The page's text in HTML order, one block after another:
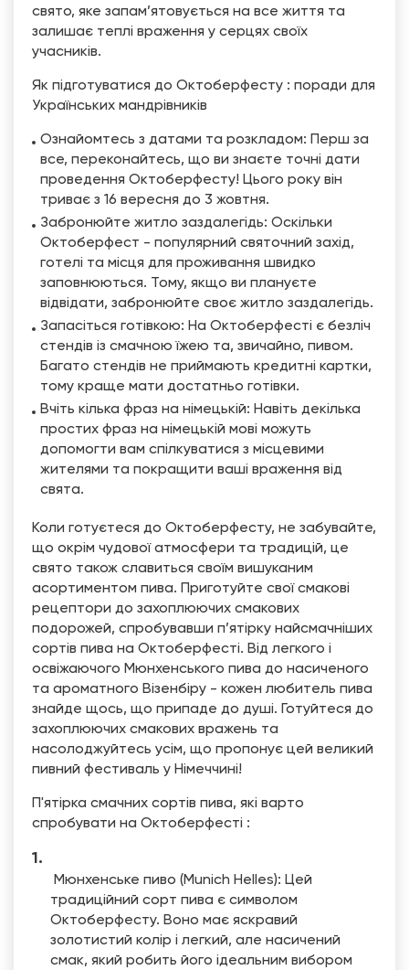
свято, яке запам’ятовується на все життя та
залишає теплі враження у серцях своїх
учасників.
Як підготуватися до Октоберфесту : поради для
Українських мандрівників
Ознайомтесь з датами та розкладом: Перш за
все, переконайтесь, що ви знаєте точні дати
проведення Октоберфесту! Цього року він
триває з 16 вересня до 3 жовтня.
Забронюйте житло заздалегідь: Оскільки
Октоберфест - популярний святочний захід,
готелі та місця для проживання швидко
заповнюються. Тому, якщо ви плануєте
відвідати, забронюйте своє житло заздалегідь.
Запасіться готівкою: На Октоберфесті є безліч
стендів із смачною їжею та, звичайно, пивом.
Багато стендів не приймають кредитні картки,
тому краще мати достатньо готівки.
Вчіть кілька фраз на німецькій: Навіть декілька
простих фраз на німецькій мові можуть
допомогти вам спілкуватися з місцевими
жителями та покращити ваші враження від
свята.
Коли готуєтеся до Октоберфесту, не забувайте,
що окрім чудової атмосфери та традицій, це
свято також славиться своїм вишуканим
асортиментом пива. Приготуйте свої смакові
рецептори до захоплюючих смакових
подорожей, спробувавши п’ятірку найсмачніших
сортів пива на Октоберфесті. Від легкого і
освіжаючого Мюнхенського пива до насиченого
та ароматного Візенбіру - кожен любитель пива
знайде щось, що припаде до душі. Готуйтеся до
захоплюючих смакових вражень та
насолоджуйтесь усім, що пропонує цей великий
пивний фестиваль у Німеччині!
П'ятірка смачних сортів пива, які варто
спробувати на Октоберфесті :
Мюнхенське пиво (Munich Helles): Цей
традиційний сорт пива є символом
Октоберфесту. Воно має яскравий
золотистий колір і легкий, але насичений
смак, який робить його ідеальним вибором